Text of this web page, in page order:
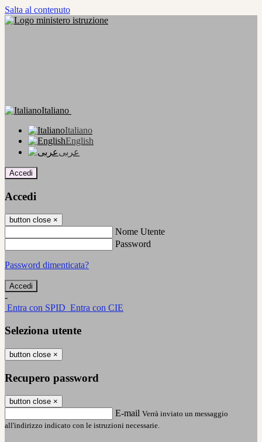
Salta al contenuto
Italiano
Italiano
English
عربى
Accedi
Accedi
button close ×
Nome Utente
Password
Password dimenticata?
-
Entra con SPID Entra con CIE
Seleziona utente
button close ×
Recupero password
button close ×
E-mail Verrà inviato un messaggio
all'indirizzo indicato con le istruzioni necessarie.